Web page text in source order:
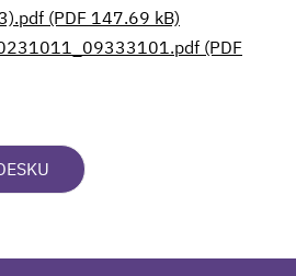
(PDF 147.69 kB)
(PDF